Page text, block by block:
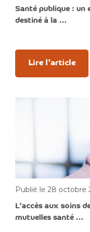
Santé publique : un
destiné à la ...
Lire l'article
Publié le 28 octobre
L’accès aux soins
mutuelles santé ...